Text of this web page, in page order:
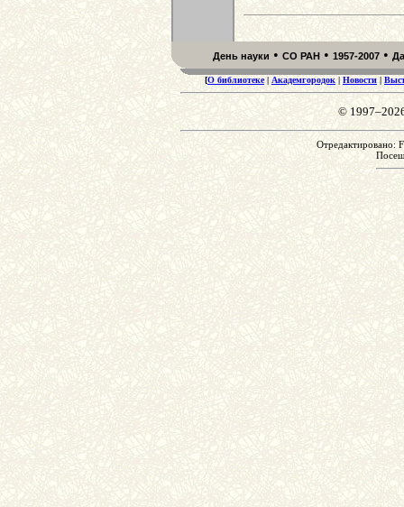
День науки • СО РАН • 1957-2007 •
[О библиотеке| Академгородок|Новости |
©
Отредактировано: